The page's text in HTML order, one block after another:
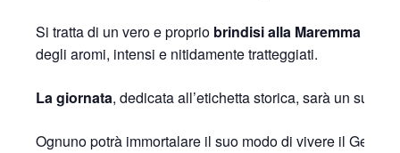
Si tratta di un vero e proprio brindisi alla Maremma
degli aromi, intensi e nitidamente tratteggiati.
La giornata, dedicata all’etichetta storica, sarà un
Ognuno potrà immortalare il suo modo di vivere il